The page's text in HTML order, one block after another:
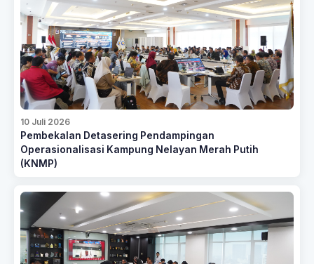
10 Juli 2026
Pembekalan Detasering Pendampingan
Operasionalisasi Kampung Nelayan Merah Putih
(KNMP)